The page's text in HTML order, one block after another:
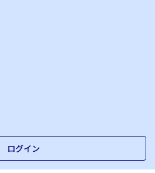
ログイン